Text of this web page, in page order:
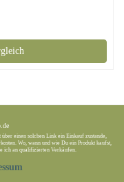
einen solchen Link ein Einkauf zustande,
Wo, wann und wie Du ein Produkt kaufst,
ich an qualifizierten Verkäufen.